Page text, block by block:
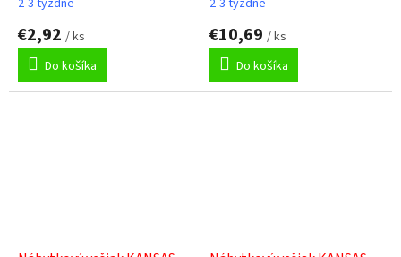
€2,92 / ks
Do košíka
€10,69 / ks
Do košíka